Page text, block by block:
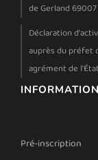
de Gerland
Déclaration
auprès du préfet
agrément de
Pré-inscription